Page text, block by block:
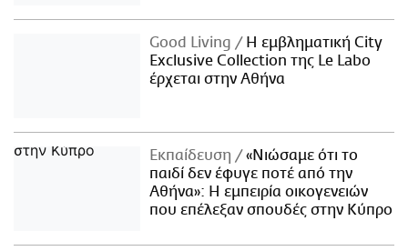
Good Living
Η εμβληματική City
Exclusive Collection της Le Labo
έρχεται στην Αθήνα
Εκπαίδευση
«Νιώσαμε ότι το
παιδί δεν έφυγε ποτέ από την
Αθήνα»: Η εμπειρία οικογενειών
που επέλεξαν σπουδές στην Κύπρο